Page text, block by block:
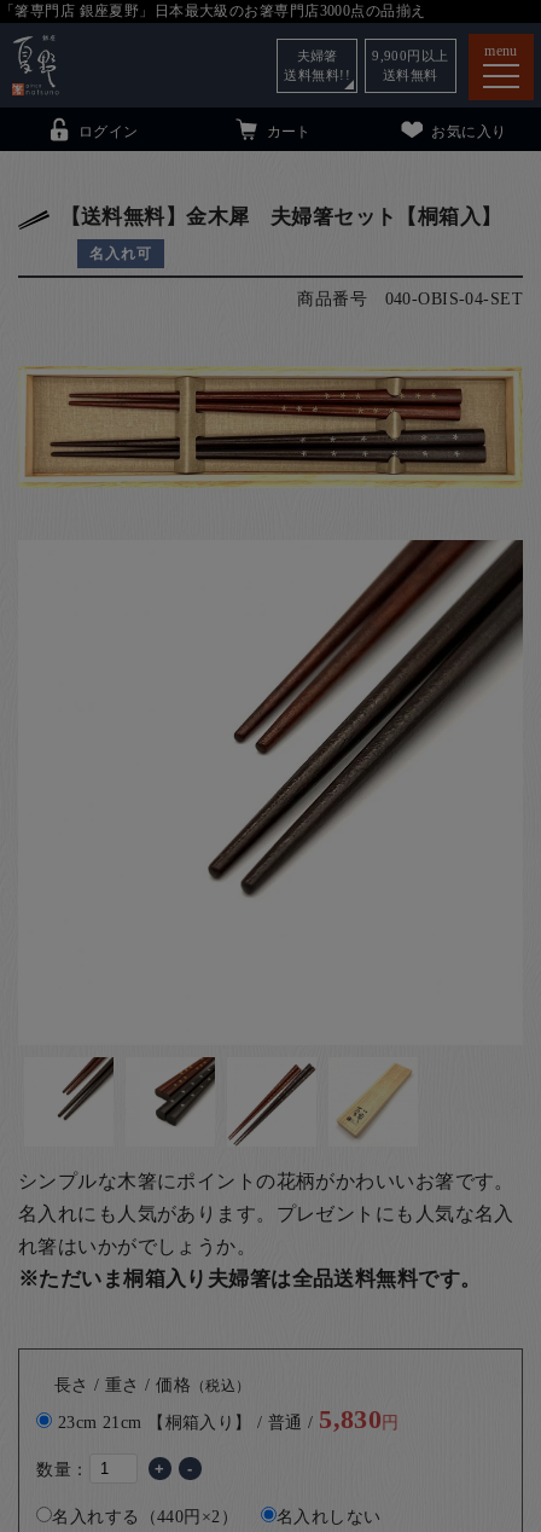
「箸専門店 銀座夏野」日本最大級のお箸専門店3000点の品揃え
menu
箸（贈答用・自宅用）
銀座夏野・箸長について
こども和食器 小夏について
ご利用ガイド
ログイン カート お気に入り
夫婦箸
送料無料!!
9,900 円以上
送料無料
【送料無料】金木犀 夫婦箸セット【桐箱入】
名入れ可
商品番号 040-OBIS-04-SET
シンプルな木箸にポイントの花柄がかわいいお箸です。
名入れにも人気があります。 プレゼントにも人気な名入
れ箸はいかがでしょうか。
※ただいま桐箱入り夫婦箸は全品送料無料です。
長さ / 重さ / 価格 （税込）
23cm 21cm 【桐箱入り】 / 普通 / 5,830円
数量： + -
名入れする（440円×2） 名入れしない